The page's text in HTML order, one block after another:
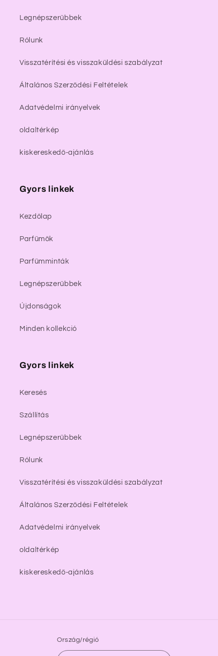
Legnépszerűbbek
Rólunk
Visszatérítési és visszaküldési szabályzat
Általános Szerződési Feltételek
Adatvédelmi irányelvek
oldaltérkép
kiskereskedő-ajánlás
Gyors linkek
Kezdőlap
Parfümök
Parfümminták
Legnépszerűbbek
Újdonságok
Minden kollekció
Gyors linkek
Keresés
Szállítás
Legnépszerűbbek
Rólunk
Visszatérítési és visszaküldési szabályzat
Általános Szerződési Feltételek
Adatvédelmi irányelvek
oldaltérkép
kiskereskedő-ajánlás
Ország/régió